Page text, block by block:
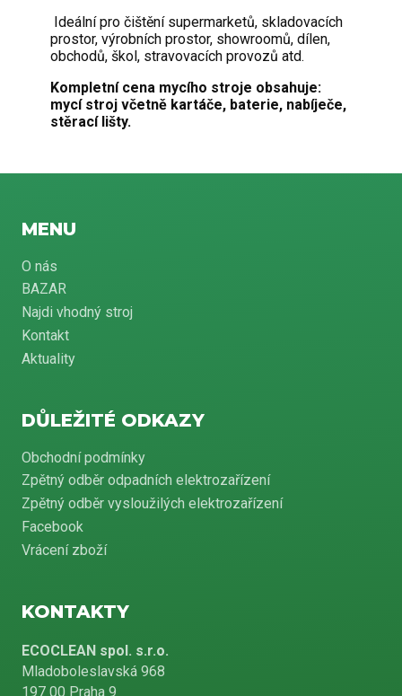
Ideální pro čištění supermarketů, skladovacích
prostor, výrobních prostor, showroomů, dílen,
obchodů, škol, stravovacích provozů atd.
Kompletní cena mycího stroje obsahuje:
mycí stroj včetně kartáče, baterie, nabíječe,
stěrací lišty.
MENU
O nás
BAZAR
Najdi vhodný stroj
Kontakt
Aktuality
DŮLEŽITÉ ODKAZY
Obchodní podmínky
Zpětný odběr odpadních elektrozařízení
Zpětný odběr vysloužilých elektrozařízení
Facebook
Vrácení zboží
KONTAKTY
ECOCLEAN spol. s.r.o.
Mladoboleslavská 968
197 00 Praha 9